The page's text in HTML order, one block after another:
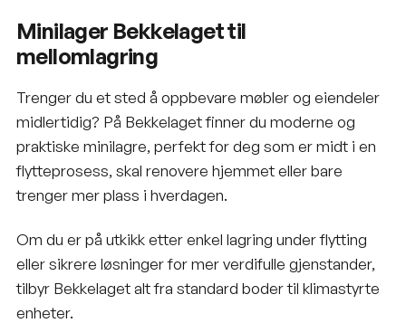
Minilager Bekkelaget til
mellomlagring
Trenger du et sted å oppbevare møbler og eiendeler
midlertidig? På Bekkelaget finner du moderne og
praktiske minilagre, perfekt for deg som er midt i en
flytteprosess, skal renovere hjemmet eller bare
trenger mer plass i hverdagen.
Om du er på utkikk etter enkel lagring under flytting
eller sikrere løsninger for mer verdifulle gjenstander,
tilbyr Bekkelaget alt fra standard boder til klimastyrte
enheter.